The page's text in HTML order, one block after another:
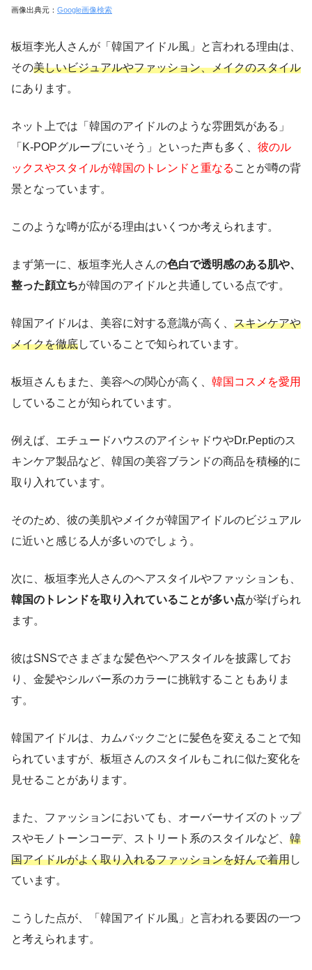
画像出典元： Google画像検索
板垣李光人さんが「韓国アイドル風」と言われる理由は、
その美しいビジュアルやファッション、メイクのスタイル
にあります。
ネット上では「韓国のアイドルのような雰囲気がある」
「K-POPグループにいそう」といった声も多く、 彼のル
ックスやスタイルが韓国のトレンドと重なる ことが噂の背
景となっています。
このような噂が広がる理由はいくつか考えられます。
まず第一に、板垣李光人さんの色白で透明感のある肌や、
整った顔立ちが韓国のアイドルと共通している点です。
韓国アイドルは、美容に対する意識が高く、 スキンケアや
メイクを徹底していることで知られています。
板垣さんもまた、美容への関心が高く、 韓国コスメを愛用
していることが知られています。
例えば、エチュードハウスのアイシャドウやDr.Peptiのス
キンケア製品など、韓国の美容ブランドの商品を積極的に
取り入れています。
そのため、彼の美肌やメイクが韓国アイドルのビジュアル
に近いと感じる人が多いのでしょう。
次に、板垣李光人さんのヘアスタイルやファッションも、
韓国のトレンドを取り入れていることが多い点が挙げられ
ます。
彼はSNSでさまざまな髪色やヘアスタイルを披露してお
り、金髪やシルバー系のカラーに挑戦することもありま
す。
韓国アイドルは、カムバックごとに髪色を変えることで知
られていますが、板垣さんのスタイルもこれに似た変化を
見せることがあります。
また、ファッションにおいても、オーバーサイズのトップ
スやモノトーンコーデ、ストリート系のスタイルなど、 韓
国アイドルがよく取り入れるファッションを好んで着用し
ています。
こうした点が、「韓国アイドル風」と言われる要因の一つ
と考えられます。